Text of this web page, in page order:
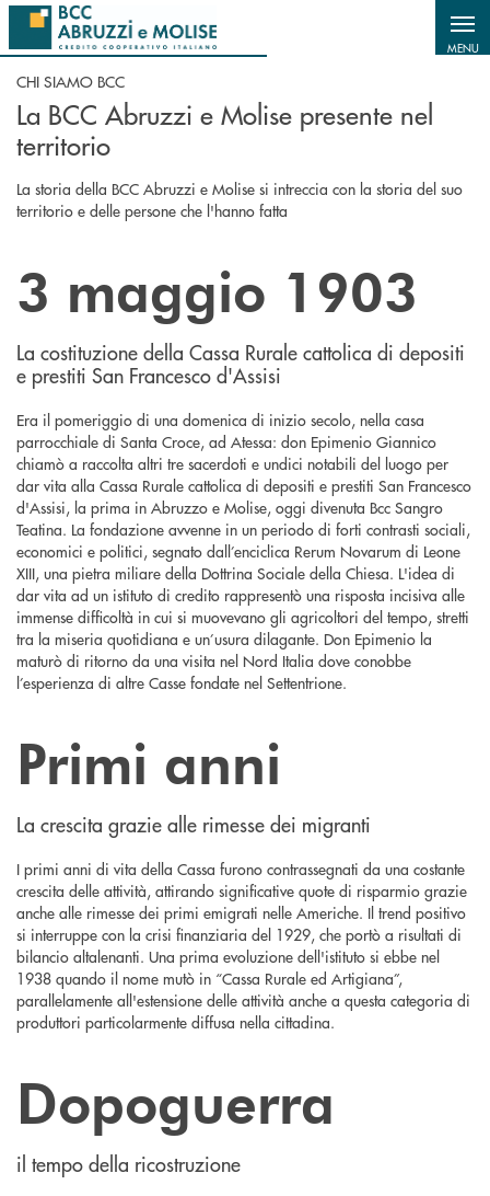
Salta al contenuto principale
MENU
CHI SIAMO BCC
La BCC Abruzzi e Molise presente nel
territorio
La storia della BCC Abruzzi e Molise si intreccia con la storia del suo
territorio e delle persone che l'hanno fatta
3 maggio 1903
La costituzione della Cassa Rurale cattolica di depositi
e prestiti San Francesco d'Assisi
Era il pomeriggio di una domenica di inizio secolo, nella casa
parrocchiale di Santa Croce, ad Atessa: don Epimenio Giannico
chiamò a raccolta altri tre sacerdoti e undici notabili del luogo per
dar vita alla Cassa Rurale cattolica di depositi e prestiti San Francesco
d'Assisi, la prima in Abruzzo e Molise, oggi divenuta Bcc Sangro
Teatina. La fondazione avvenne in un periodo di forti contrasti sociali,
economici e politici, segnato dall’enciclica Rerum Novarum di Leone
XIII, una pietra miliare della Dottrina Sociale della Chiesa. L'idea di
dar vita ad un istituto di credito rappresentò una risposta incisiva alle
immense difficoltà in cui si muovevano gli agricoltori del tempo, stretti
tra la miseria quotidiana e un’usura dilagante. Don Epimenio la
maturò di ritorno da una visita nel Nord Italia dove conobbe
l’esperienza di altre Casse fondate nel Settentrione.
Primi anni
La crescita grazie alle rimesse dei migranti
I primi anni di vita della Cassa furono contrassegnati da una costante
crescita delle attività, attirando significative quote di risparmio grazie
anche alle rimesse dei primi emigrati nelle Americhe. Il trend positivo
si interruppe con la crisi finanziaria del 1929, che portò a risultati di
bilancio altalenanti. Una prima evoluzione dell'istituto si ebbe nel
1938 quando il nome mutò in “Cassa Rurale ed Artigiana”,
parallelamente all'estensione delle attività anche a questa categoria di
produttori particolarmente diffusa nella cittadina.
Dopoguerra
il tempo della ricostruzione